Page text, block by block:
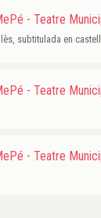
- Teatre
subtitulada en
- Teatre
- Teatre